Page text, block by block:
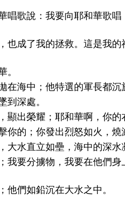
唱歌說：我要向耶和華歌
也成了我的拯救。這是我
。
在海中；他特選的軍長都沉
到深處。
顯出榮耀；耶和華啊，你的
你的；你發出烈怒如火，燒
大水直立如壘，海中的深水
我要分擄物，我要在他們身
他們如鉛沉在大水之中。